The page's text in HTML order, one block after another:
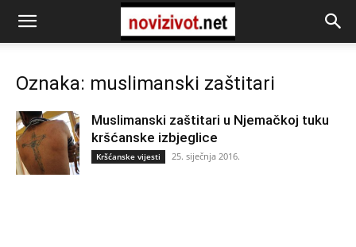
Oznaka: muslimanski zaštitari
Muslimanski zaštitari u Njemačkoj tuku
kršćanske izbjeglice
Kršćanske vijesti 25. siječnja 2016.